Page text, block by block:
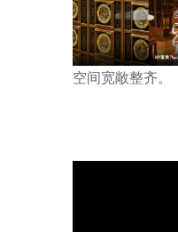
空间宽敞整齐。